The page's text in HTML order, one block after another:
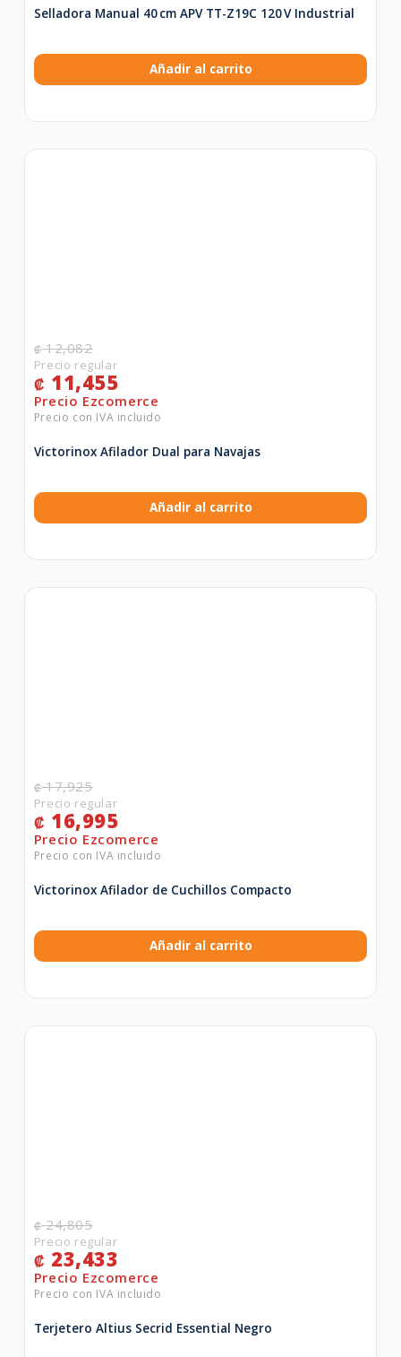
Selladora Manual 40 cm APV TT-Z19C 120 V Industrial
Añadir al carrito
₡12,082
₡ 11,455
Victorinox Afilador Dual para Navajas
Añadir al carrito
₡17,925
₡ 16,995
Victorinox Afilador de Cuchillos Compacto
Añadir al carrito
₡24,805
₡ 23,433
Terjetero Altius Secrid Essential Negro